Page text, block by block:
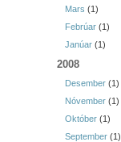
Mars (1)
Febrúar (1)
Janúar (1)
2008
Desember (1)
Nóvember (1)
Október (1)
September (1)